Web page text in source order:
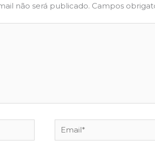
não será publicado. Campos
Email*